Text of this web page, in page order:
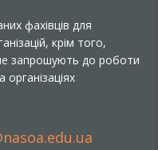
фахівців для
крім того,
запрошують до роботи
організаціях